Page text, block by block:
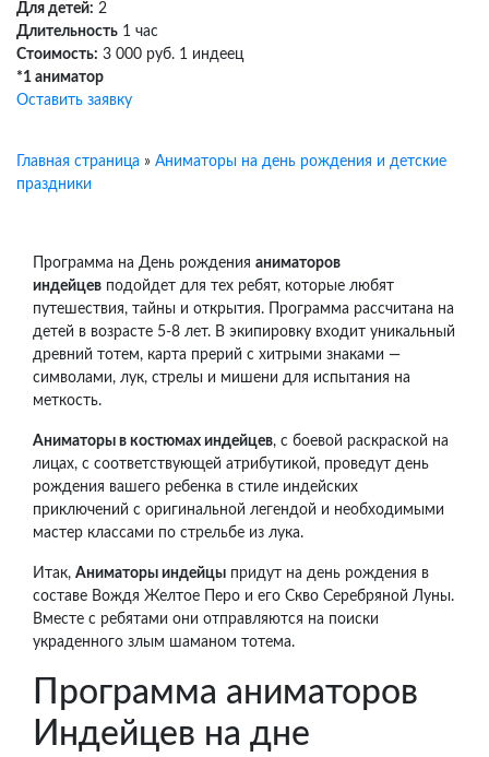
Для детей: 2
Длительность 1 час
Стоимость: 3 000 руб. 1 индеец
*1 аниматор
Оставить заявку
Главная страница » Аниматоры на день рождения и детские
праздники
Программа на День рождения аниматоров
индейцев подойдет для тех ребят, которые любят
путешествия, тайны и открытия. Программа рассчитана на
детей в возрасте 5-8 лет. В экипировку входит уникальный
древний тотем, карта прерий с хитрыми знаками —
символами, лук, стрелы и мишени для испытания на
меткость.
Аниматоры в костюмах индейцев, с боевой раскраской на
лицах, с соответствующей атрибутикой, проведут день
рождения вашего ребенка в стиле индейских
приключений с оригинальной легендой и необходимыми
мастер классами по стрельбе из лука.
Итак, Аниматоры индейцы придут на день рождения в
составе Вождя Желтое Перо и его Скво Серебряной Луны.
Вместе с ребятами они отправляются на поиски
украденного злым шаманом тотема.
Программа аниматоров
Индейцев на дне